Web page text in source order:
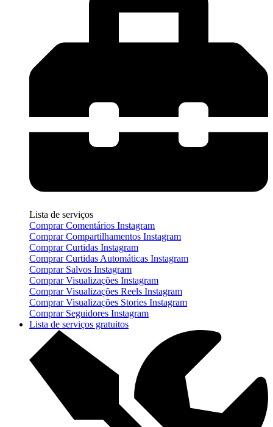
Lista de serviços
Comprar Comentários Instagram
Comprar Compartilhamentos Instagram
Comprar Curtidas Instagram
Comprar Curtidas Automáticas Instagram
Comprar Salvos Instagram
Comprar Visualizações Instagram
Comprar Visualizações Reels Instagram
Comprar Visualizações Stories Instagram
Comprar Seguidores Instagram
Lista de serviços gratuitos